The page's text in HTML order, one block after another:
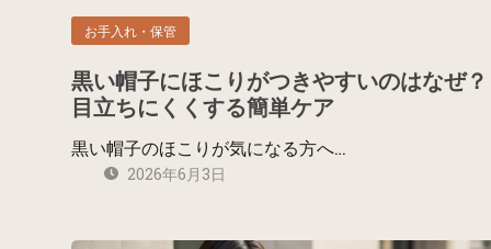
お手入れ・保管
黒い帽子にほこりがつきやすいのはなぜ？
目立ちにくくする簡単ケア
黒い帽子のほこりが気になる方へ…
2026年6月3日